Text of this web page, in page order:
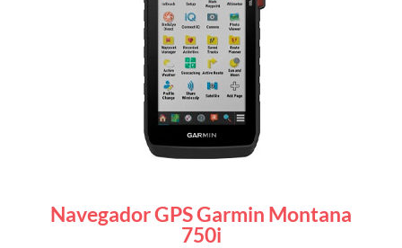
Navegador GPS Garmin Montana
750i